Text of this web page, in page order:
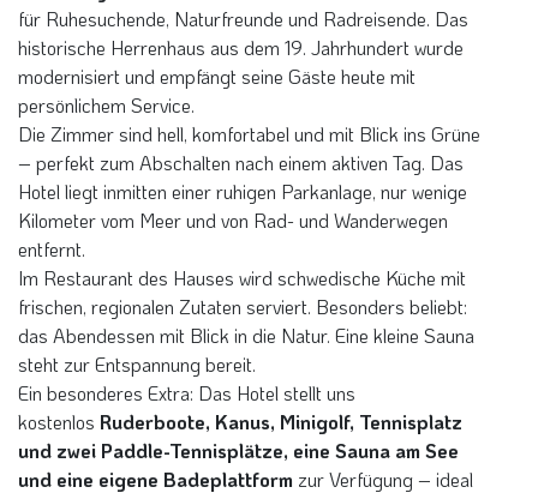
Astrid Lindgrens Näs
Verpflegung an diesem Tag: Frühstück, Abendessen
Bus mit Fahrradanhänger
Hennecke Reisen
für Ruhesuchende, Naturfreunde und Radreisende. Das
historische Herrenhaus aus dem 19. Jahrhundert wurde
modernisiert und empfängt seine Gäste heute mit
persönlichem Service.
Die Zimmer sind hell, komfortabel und mit Blick ins Grüne
– perfekt zum Abschalten nach einem aktiven Tag. Das
Hotel liegt inmitten einer ruhigen Parkanlage, nur wenige
Kilometer vom Meer und von Rad- und Wanderwegen
entfernt.
Im Restaurant des Hauses wird schwedische Küche mit
frischen, regionalen Zutaten serviert. Besonders beliebt:
das Abendessen mit Blick in die Natur. Eine kleine Sauna
steht zur Entspannung bereit.
Ein besonderes Extra: Das Hotel stellt uns
kostenlos Ruderboote, Kanus, Minigolf, Tennisplatz
und zwei Paddle-Tennisplätze, eine Sauna am See
und eine eigene Badeplattform zur Verfügung – ideal